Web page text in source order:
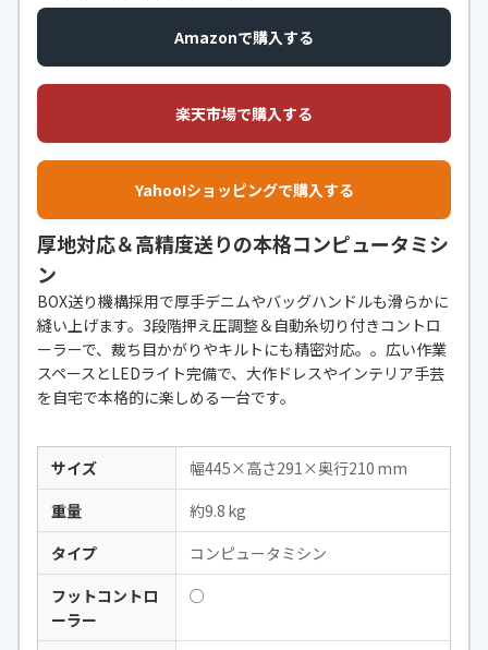
Amazonで購入する
楽天市場で購入する
Yahoo!ショッピングで購入する
厚地対応＆高精度送りの本格コンピュータミシ
ン
BOX送り機構採用で厚手デニムやバッグハンドルも滑らかに
縫い上げます。3段階押え圧調整＆自動糸切り付きコントロ
ーラーで、裁ち目かがりやキルトにも精密対応。。広い作業
スペースとLEDライト完備で、大作ドレスやインテリア手芸
を自宅で本格的に楽しめる一台です。
サイズ
幅445×高さ291×奥行210 mm
重量
約9.8 kg
タイプ
コンピュータミシン
フットコントロ
ーラー
○